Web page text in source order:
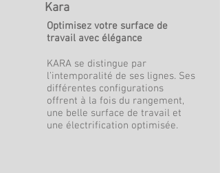
Kara
Optimisez votre surface de
travail avec élégance
KARA se distingue par
l’intemporalité de ses lignes. Ses
différentes configurations
offrent à la fois du rangement,
une belle surface de travail et
une électrification optimisée.